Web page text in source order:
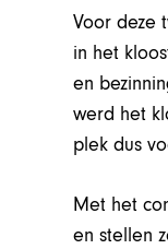
Voor deze
in het
en
werd het
plek dus
Met het
en stellen